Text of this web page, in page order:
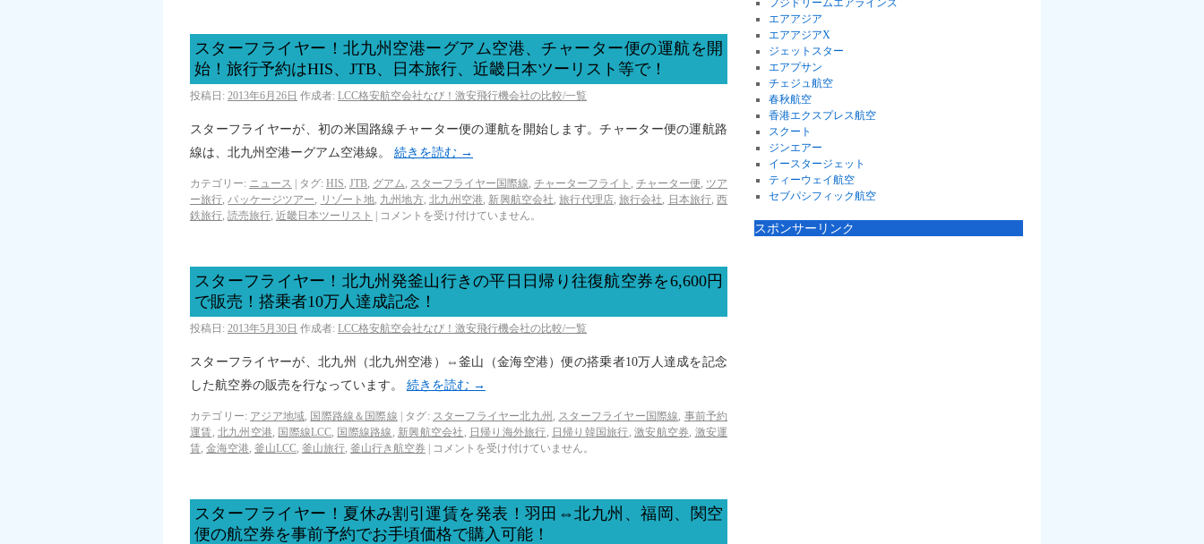
スターフライヤー！北九州空港ーグアム空港、チャーター便の運航を開
始！旅行予約はHIS、JTB、日本旅行、近畿日本ツーリスト等で！
投稿日: 2013年6月26日 作成者: LCC格安航空会社なび！激安飛行機会社の比較/一覧
スターフライヤーが、初の米国路線チャーター便の運航を開始します。チャーター便の運航路
線は、北九州空港ーグアム空港線。 続きを読む →
カテゴリー: ニュース タグ: HIS, JTB, グアム, スターフライヤー国際線, チャーターフライト , チャーター便, ツア
ー旅行,パッケージツアー, リゾート地, 九州地方, 北九州空港, 新興航空会社,旅行代理店, 旅行会社, 日本旅行,西
鉄旅行, 読売旅行, 近畿日本ツーリスト コメントを受け付けていません。
スターフライヤー！北九州発釜山行きの平日日帰り往復航空券を6,600円
で販売！搭乗者10万人達成記念！
投稿日: 2013年5月30日 作成者: LCC格安航空会社なび！激安飛行機会社の比較/一覧
スターフライヤーが、北九州（北九州空港）⇔釜山（金海空港）便の搭乗者10万人達成を記念
した航空券の販売を行なっています。 続きを読む →
カテゴリー: アジア地域, 国際路線＆国際線 タグ: スターフライヤー北九州 , スターフライヤー国際線, 事前予約
運賃, 北九州空港, 国際線LCC, 国際線路線 , 新興航空会社 , 日帰り海外旅行, 日帰り韓国旅行,激安航空券, 激安運
賃, 金海空港, 釜山LCC, 釜山旅行, 釜山行き航空券 コメントを受け付けていません。
スターフライヤー！夏休み割引運賃を発表！羽田⇔北九州、福岡、関空
便の航空券を事前予約でお手頃価格で購入可能！
フジドリームエアラインズ
エアアジア
エアアジアX
ジェットスター
エアプサン
チェジュ航空
春秋航空
香港エクスプレス航空
スクート
ジンエアー
イースタージェット
ティーウェイ航空
セブパシフィック航空
スポンサーリンク